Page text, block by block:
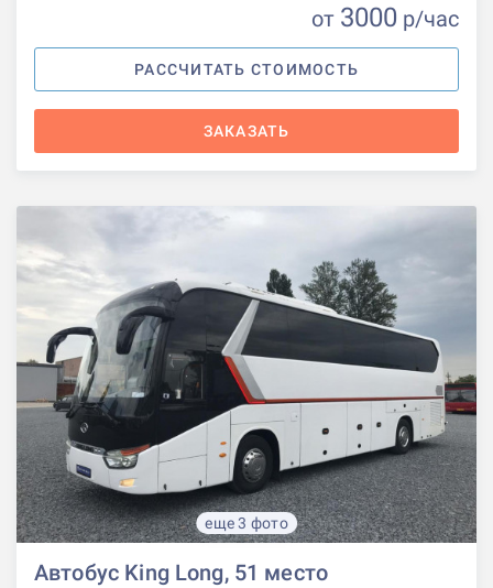
от 3000 р/час
РАССЧИТАТЬ СТОИМОСТЬ
ЗАКАЗАТЬ
еще 3 фото
Автобус King Long, 51 место